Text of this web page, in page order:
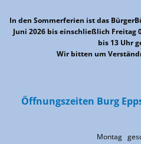
In den Sommerferien ist das
Juni 2026 bis einschließlich Freitag
bis 13 Uhr
Wir bitten um
Öffnungszeiten Burg
Montag